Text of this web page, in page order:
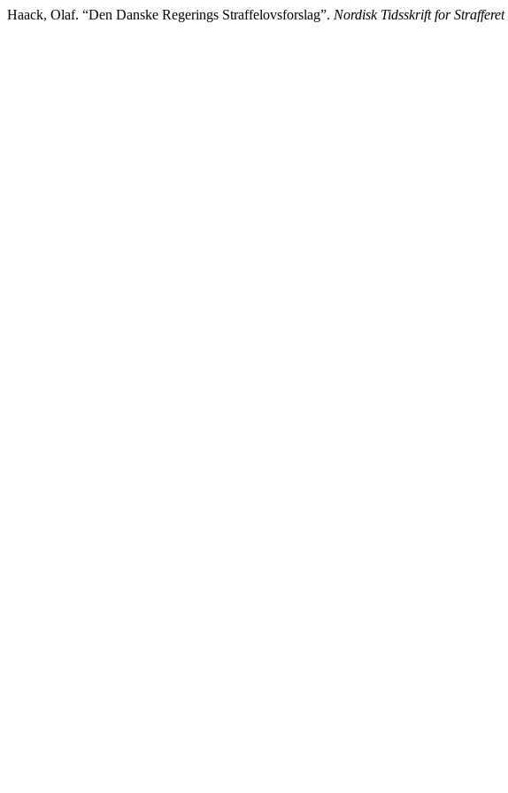
Haack, Olaf. “Den Danske Regerings Straffelovsforslag”. Nordisk Tidsskrift for Strafferet